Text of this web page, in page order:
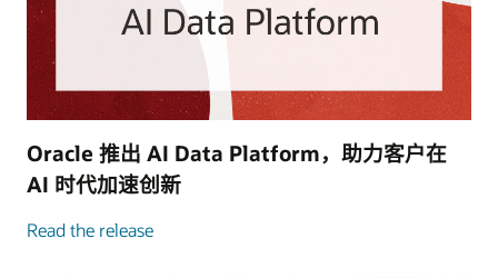
Oracle 推出 AI Data Platform，助力客户在
AI 时代加速创新
Read the release